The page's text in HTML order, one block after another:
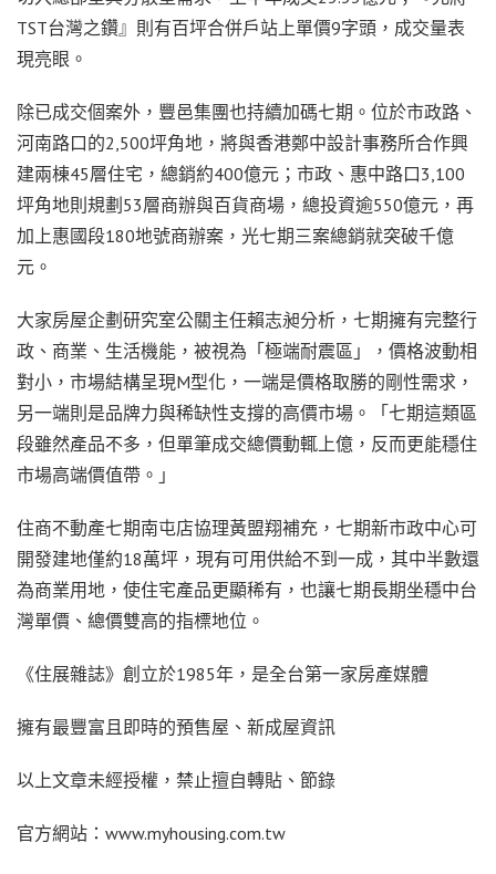
TST台灣之鑽』則有百坪合併戶站上單價9字頭，成交量表
現亮眼。
除已成交個案外，豐邑集團也持續加碼七期。位於市政路、
河南路口的2,500坪角地，將與香港鄭中設計事務所合作興
建兩棟45層住宅，總銷約400億元；市政、惠中路口3,100
坪角地則規劃53層商辦與百貨商場，總投資逾550億元，再
加上惠國段180地號商辦案，光七期三案總銷就突破千億
元。
大家房屋企劃研究室公關主任賴志昶分析，七期擁有完整行
政、商業、生活機能，被視為「極端耐震區」，價格波動相
對小，市場結構呈現M型化，一端是價格取勝的剛性需求，
另一端則是品牌力與稀缺性支撐的高價市場。「七期這類區
段雖然產品不多，但單筆成交總價動輒上億，反而更能穩住
市場高端價值帶。」
住商不動產七期南屯店協理黃盟翔補充，七期新市政中心可
開發建地僅約18萬坪，現有可用供給不到一成，其中半數還
為商業用地，使住宅產品更顯稀有，也讓七期長期坐穩中台
灣單價、總價雙高的指標地位。
《住展雜誌》創立於1985年，是全台第一家房產媒體
擁有最豐富且即時的預售屋、新成屋資訊
以上文章未經授權，禁止擅自轉貼、節錄
官方網站：www.myhousing.com.tw